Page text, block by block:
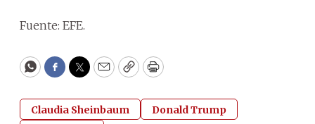
Fuente: EFE.
WhatsApp
Facebook
Twitter
EmailCopyPrint
Claudia Sheinbaum
Donald Trump